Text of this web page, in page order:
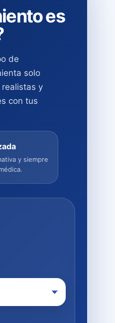
es
de
solo
y
con tus
y siempre